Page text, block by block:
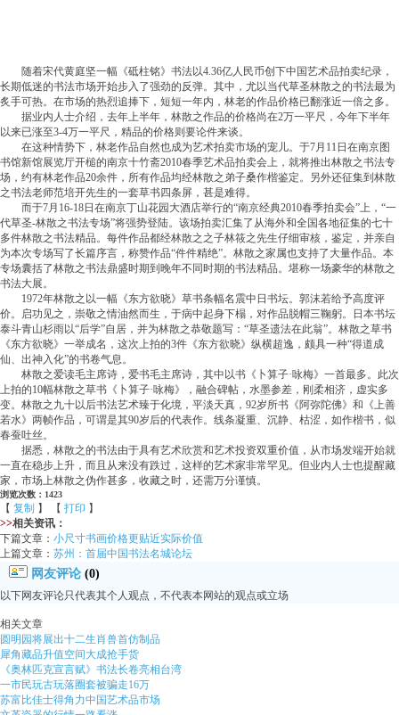
随着宋代黄庭坚一幅《砥柱铭》书法以4.36亿人民币创下中国艺术品拍卖纪录，
长期低迷的书法市场开始步入了强劲的反弹。其中，尤以当代草圣林散之的书法最为
炙手可热。在市场的热烈追捧下，短短一年内，林老的作品价格已翻涨近一倍之多。
据业内人士介绍，去年上半年，林散之作品的价格尚在2万一平尺，今年下半年
以来已涨至3-4万一平尺，精品的价格则要论件来谈。
在这种情势下，林老作品自然也成为艺术拍卖市场的宠儿。于7月11日在南京图
书馆新馆展览厅开槌的南京十竹斋2010春季艺术品拍卖会上，就将推出林散之书法专
场，约有林老作品20余件，所有作品均经林散之弟子桑作楷鉴定。另外还征集到林散
之书法老师范培开先生的一套草书四条屏，甚是难得。
而于7月16-18日在南京丁山花园大酒店举行的“南京经典2010春季拍卖会”上，“一
代草圣-林散之书法专场”将强势登陆。该场拍卖汇集了从海外和全国各地征集的七十
多件林散之书法精品。每件作品都经林散之之子林筱之先生仔细审核，鉴定，并亲自
为本次专场写了长篇序言，称赞作品“件件精绝”。林散之家属也支持了大量作品。本
专场囊括了林散之书法鼎盛时期到晚年不同时期的书法精品。堪称一场豪华的林散之
书法大展。
1972年林散之以一幅《东方欲晓》草书条幅名震中日书坛。郭沫若给予高度评
价。启功见之，崇敬之情油然而生，于病中起身下榻，对作品脱帽三鞠躬。日本书坛
泰斗青山杉雨以“后学”自居，并为林散之恭敬题写：“草圣遗法在此翁”。林散之草书
《东方欲晓》一举成名，这次上拍的3件《东方欲晓》纵横超逸，颇具一种“得道成
仙、出神入化”的书卷气息。
林散之爱读毛主席诗，爱书毛主席诗，其中以书《卜算子·咏梅》一首最多。此次
上拍的10幅林散之草书《卜算子·咏梅》，融合碑帖，水墨参差，刚柔相济，虚实多
变。林散之九十以后书法艺术臻于化境，平淡天真，92岁所书《阿弥陀佛》和《上善
若水》两帧作品，可谓是其90岁后的代表作。线条凝重、沉静、枯涩，如作楷书，似
春蚕吐丝。
据悉，林散之的书法由于具有艺术欣赏和艺术投资双重价值，从市场发端开始就
一直在稳步上升，而且从来没有跌过，这样的艺术家非常罕见。但业内人士也提醒藏
家，市场上林散之伪作甚多，收藏之时，还需万分谨慎。
浏览次数：1423
【 复制 】 【 打印 】
>>相关资讯：
下篇文章： 小尺寸书画价格更贴近实际价值
上篇文章： 苏州：首届中国书法名城论坛
网友评论 (0)
以下网友评论只代表其个人观点，不代表本网站的观点或立场
相关文章
圆明园将展出十二生肖兽首仿制品
犀角藏品升值空间大成抢手货
《奥林匹克宣言赋》书法长卷亮相台湾
一市民玩古玩落圈套被骗走16万
苏富比佳士得角力中国艺术品市场